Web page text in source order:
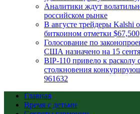
Аналитики ждут
российском рынке
В августе трейдеры Kalshi
биткоином отметки $67,500
Голосование по
США назначено на 15
BIP-110 привело к расколу
столкновения
961632
Главная
Время с детьми